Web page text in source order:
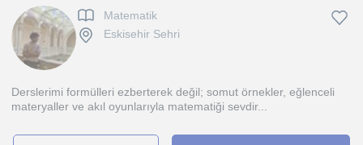
Matematik
Eskisehir Sehri
Derslerimi formülleri ezberterek değil; somut örnekler, eğlenceli
materyaller ve akıl oyunlarıyla matematiği sevdir...